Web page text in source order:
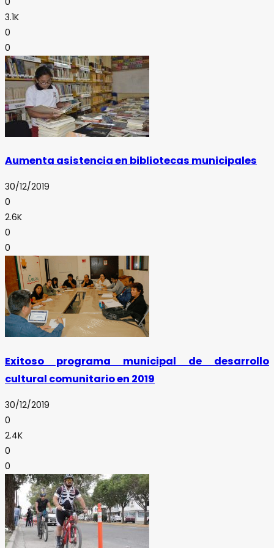
3.1K
0
0
Aumenta asistencia en bibliotecas municipales
30/12/2019
0
2.6K
0
0
Exitoso programa municipal de desarrollo
cultural comunitario en 2019
30/12/2019
0
2.4K
0
0